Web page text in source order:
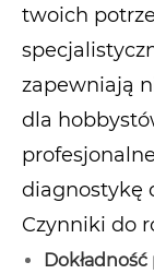
twoich
zapewniają
dla
diagnostykę
Czynniki do